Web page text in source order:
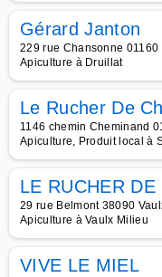
Gérard Janton
229 rue Chansonne
Apiculture à Druillat
Le Rucher De
1146 chemin Cheminand
Apiculture, Produit local à
LE RUCHER
29 rue Belmont 38090
Apiculture à Vaulx Milieu
VIVE LE MIEL